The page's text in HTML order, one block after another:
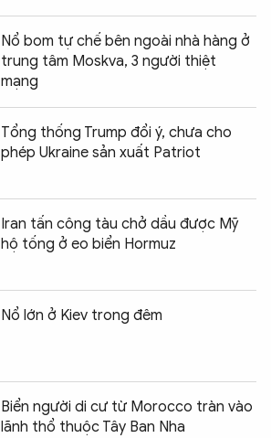
Nổ bom tự chế bên ngoài nhà hàng ở
trung tâm Moskva, 3 người thiệt
mạng
Tổng thống Trump đổi ý, chưa cho
phép Ukraine sản xuất Patriot
Iran tấn công tàu chở dầu được Mỹ
hộ tống ở eo biển Hormuz
Nổ lớn ở Kiev trong đêm
Biển người di cư từ Morocco tràn vào
lãnh thổ thuộc Tây Ban Nha